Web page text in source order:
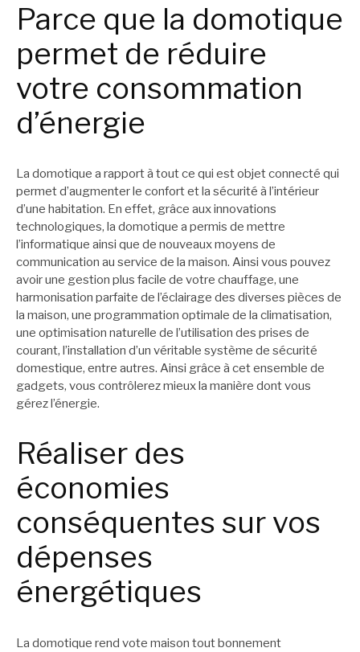
Parce que la domotique
permet de réduire
votre consommation
d’énergie
La domotique a rapport à tout ce qui est objet connecté qui
permet d’augmenter le confort et la sécurité à l’intérieur
d’une habitation. En effet, grâce aux innovations
technologiques, la domotique a permis de mettre
l’informatique ainsi que de nouveaux moyens de
communication au service de la maison. Ainsi vous pouvez
avoir une gestion plus facile de votre chauffage, une
harmonisation parfaite de l’éclairage des diverses pièces de
la maison, une programmation optimale de la climatisation,
une optimisation naturelle de l’utilisation des prises de
courant, l’installation d’un véritable système de sécurité
domestique, entre autres. Ainsi grâce à cet ensemble de
gadgets, vous contrôlerez mieux la manière dont vous
gérez l’énergie.
Réaliser des
économies
conséquentes sur vos
dépenses
énergétiques
La domotique rend vote maison tout bonnement